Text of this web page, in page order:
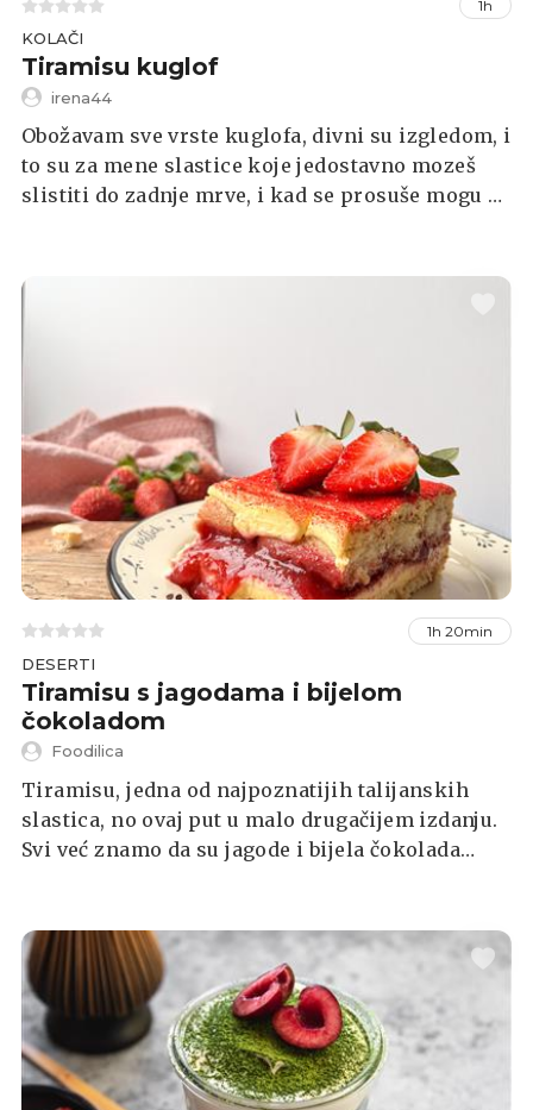
1h
KOLAČI
Tiramisu kuglof
irena44
Obožavam sve vrste kuglofa, divni su izgledom, i
to su za mene slastice koje jedostavno mozeš
slistiti do zadnje mrve, i kad se prosuše mogu se
1h 20min
DESERTI
Tiramisu s jagodama i bijelom
čokoladom
Foodilica
Tiramisu, jedna od najpoznatijih talijanskih
slastica, no ovaj put u malo drugačijem izdanju.
Svi već znamo da su jagode i bijela čokolada